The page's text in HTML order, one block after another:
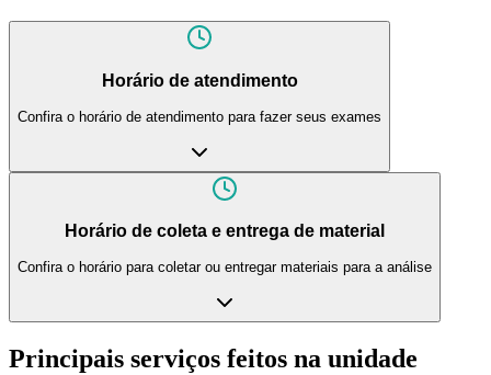
Horário de atendimento
Confira o horário de atendimento para fazer seus exames
Horário de coleta e entrega de material
Confira o horário para coletar ou entregar materiais para a análise
Principais serviços feitos na unidade